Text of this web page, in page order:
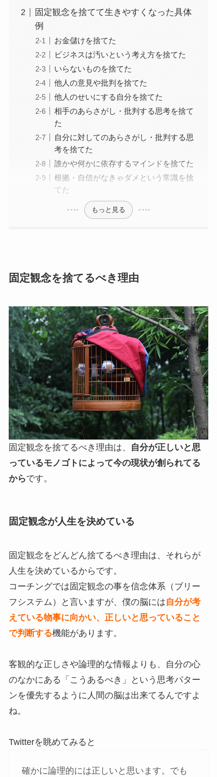
固定観念を捨てて生きやすくなった具体
例
お金儲けを捨てた
ビジネスは汚いという考え方を捨てた
いらないものを捨てた
他人の意見や批判を捨てた
他人のせいにする自分を捨てた
相手のあらさがし・批判する思考を捨て
た
自分に対してのあらさがし・批判する思
考を捨てた
誰かや何かに依存するマインドを捨てた
根拠・自信がなきゃダメという常識を捨
てた
もっと見る
固定観念を捨てるべき理由
固定観念を捨てるべき理由は、
自分が正しいと思
っているモノゴトによって今の現状が創られてる
からです。
固定観念が人生を決めている
固定観念をどんどん捨てるべき理由は、それらが
人生を決めているからです。
コーチングでは固定観念の事を信念体系（ブリー
フシステム）と言いますが、僕の脳には自分が考
えている物事に向かい、正しいと思っていること
で判断する機能があります。
客観的な正しさや論理的な情報よりも、自分の心
のなかにある「こうあるべき」という思考パター
ンを優先するように人間の脳は出来てるんですよ
ね。
Twitterを眺めてみると
確かに論理的には正しいと思います。でも